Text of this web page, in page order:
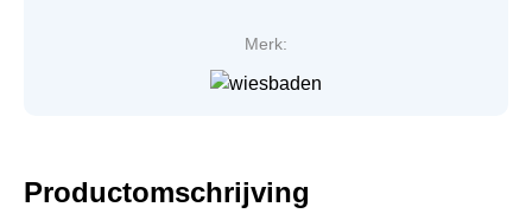
Merk:
Productomschrijving